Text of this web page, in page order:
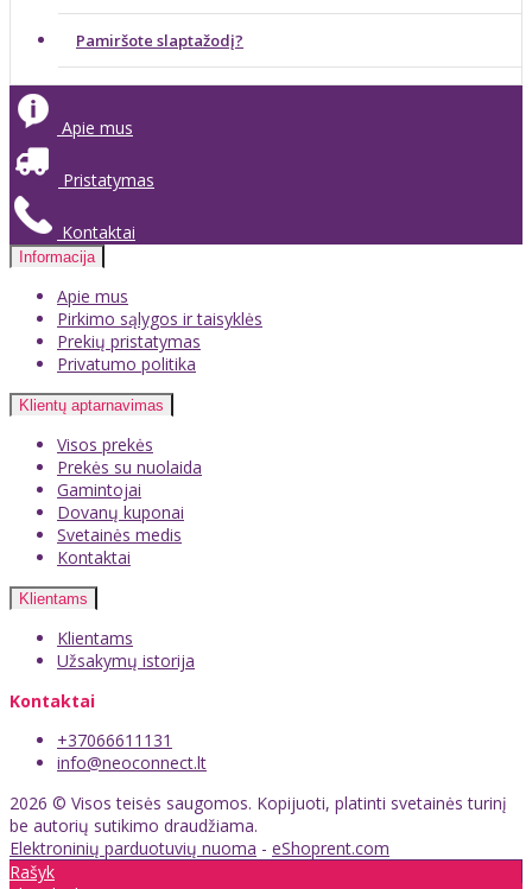
Pamiršote slaptažodį?
Apie mus
Pristatymas
Kontaktai
Informacija
Apie mus
Pirkimo sąlygos ir taisyklės
Prekių pristatymas
Privatumo politika
Klientų aptarnavimas
Visos prekės
Prekės su nuolaida
Gamintojai
Dovanų kuponai
Svetainės medis
Kontaktai
Klientams
Klientams
Užsakymų istorija
Kontaktai
+37066611131
info@neoconnect.lt
2026 © Visos teisės saugomos. Kopijuoti, platinti svetainės turinį
be autorių sutikimo draudžiama.
Elektroninių parduotuvių nuoma - eShoprent.com
Rašyk